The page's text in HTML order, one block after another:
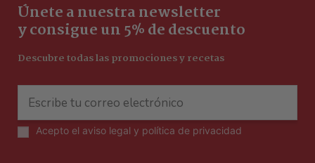
Únete a nuestra newsletter
y consigue un 5% de descuento
Descubre todas las promociones y recetas
Acepto el aviso legal y política de privacidad